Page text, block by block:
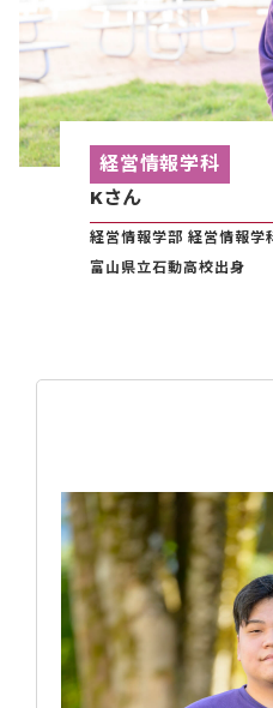
経営情報学科
Kさん
経営情報学部 経営情報
富山県立石動高校出身